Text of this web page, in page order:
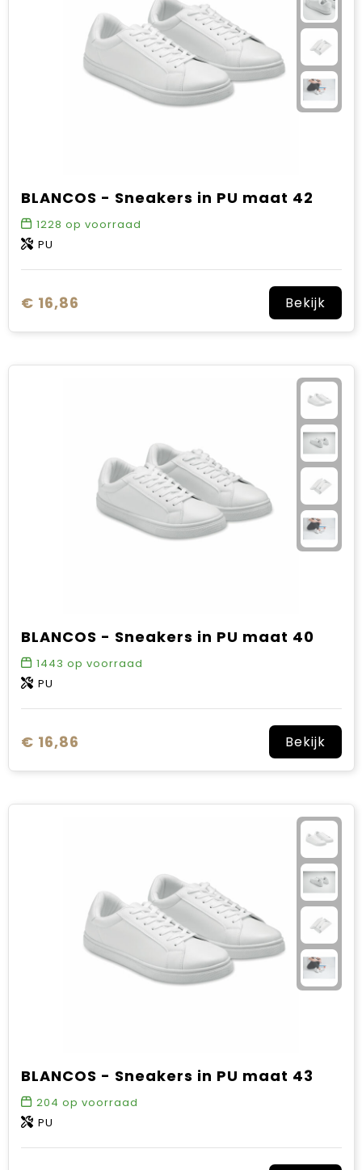
Sinterklaas
Verjaardagen
Voetbal, EK en WK
Zomerpakketten
BLANCOS - Sneakers in PU maat 42
1228 op voorraad
PU
€ 16,86 Bekijk
BLANCOS - Sneakers in PU maat 40
1443 op voorraad
PU
€ 16,86 Bekijk
BLANCOS - Sneakers in PU maat 43
204 op voorraad
PU